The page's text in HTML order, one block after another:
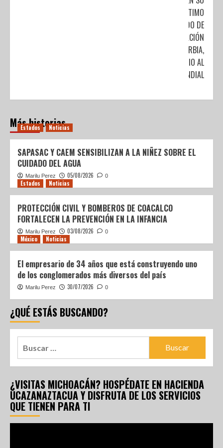
ÚLTIMO
PARTIDO DE
PREPARACIÓN
ANTE SERBIA,
PREVIO AL
MUNDIAL
Más historias
Estados Noticias
SAPASAC Y CAEM SENSIBILIZAN A LA NIÑEZ SOBRE EL
CUIDADO DEL AGUA
Marilu Perez 05/08/2026 0
Estados Noticias
PROTECCIÓN CIVIL Y BOMBEROS DE COACALCO
FORTALECEN LA PREVENCIÓN EN LA INFANCIA
Marilu Perez 03/08/2026 0
México Noticias
El empresario de 34 años que está construyendo uno
de los conglomerados más diversos del país
Marilu Perez 30/07/2026 0
¿QUÉ ESTÁS BUSCANDO?
¿VISITAS MICHOACÁN? HOSPÉDATE EN HACIENDA
UCAZANAZTACUA Y DISFRUTA DE LOS SERVICIOS
QUE TIENEN PARA TI